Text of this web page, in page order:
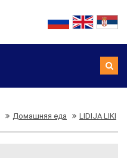
Домашняя еда LIDIJA LIKI